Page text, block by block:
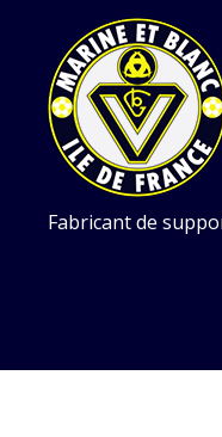
content
Fabricant de